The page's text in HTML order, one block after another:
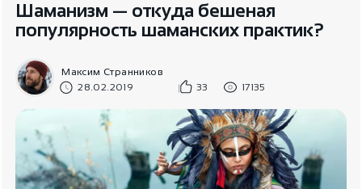
Шаманизм — откуда бешеная
популярность шаманских практик?
Максим Странников
28.02.2019
33 17135